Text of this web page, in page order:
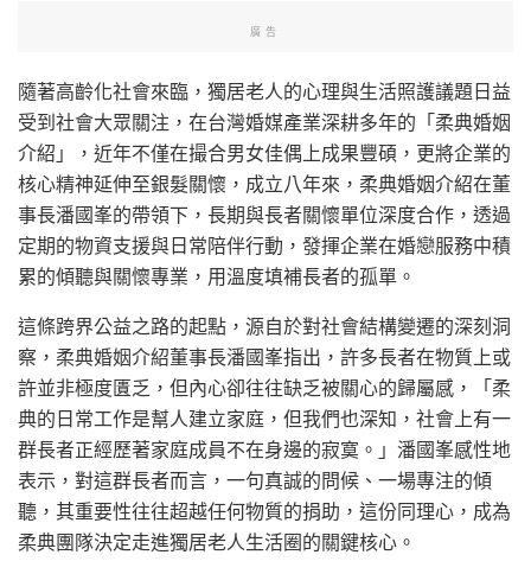
廣告
隨著高齡化社會來臨，獨居老人的心理與生活照護議題日益
受到社會大眾關注，在台灣婚媒產業深耕多年的「柔典婚姻
介紹」，近年不僅在撮合男女佳偶上成果豐碩，更將企業的
核心精神延伸至銀髮關懷，成立八年來，柔典婚姻介紹在董
事長潘國峯的帶領下，長期與長者關懷單位深度合作，透過
定期的物資支援與日常陪伴行動，發揮企業在婚戀服務中積
累的傾聽與關懷專業，用溫度填補長者的孤單。
這條跨界公益之路的起點，源自於對社會結構變遷的深刻洞
察，柔典婚姻介紹董事長潘國峯指出，許多長者在物質上或
許並非極度匱乏，但內心卻往往缺乏被關心的歸屬感，「柔
典的日常工作是幫人建立家庭，但我們也深知，社會上有一
群長者正經歷著家庭成員不在身邊的寂寞。」潘國峯感性地
表示，對這群長者而言，一句真誠的問候、一場專注的傾
聽，其重要性往往超越任何物質的捐助，這份同理心，成為
柔典團隊決定走進獨居老人生活圈的關鍵核心。